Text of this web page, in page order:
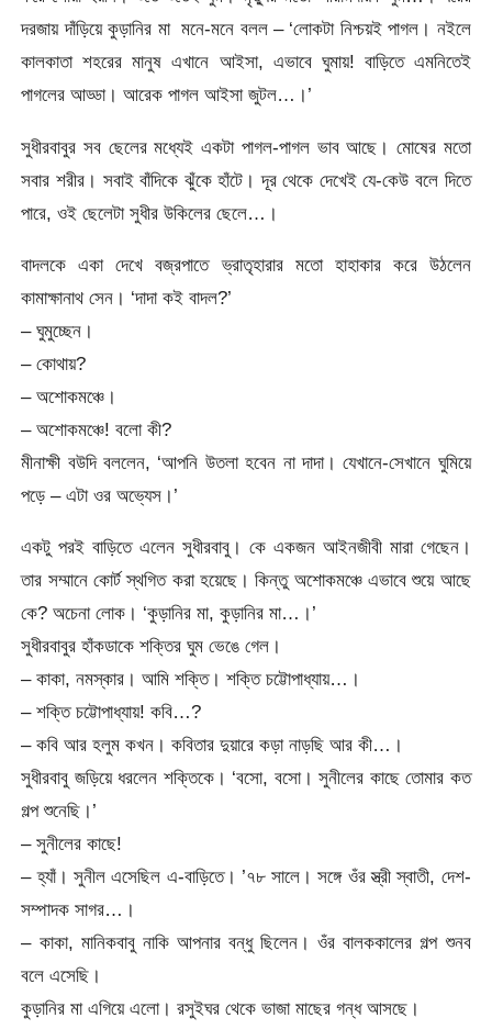
দরজায় দাঁড়িয়ে কুড়ানির মা মনে-মনে বলল – ‘লোকটা নিশ্চয়ই পাগল। নইলে
কালকাতা শহরের মানুষ এখানে আইসা, এভাবে ঘুমায়! বাড়িতে এমনিতেই
পাগলের আড্ডা। আরেক পাগল আইসা জুটল…।’
সুধীরবাবুর সব ছেলের মধ্যেই একটা পাগল-পাগল ভাব আছে। মোষের মতো
সবার শরীর। সবাই বাঁদিকে ঝুঁকে হাঁটে। দূর থেকে দেখেই যে-কেউ বলে দিতে
পারে, ওই ছেলেটা সুধীর উকিলের ছেলে…।
বাদলকে একা দেখে বজ্রপাতে ভ্রাতৃহারার মতো হাহাকার করে উঠলেন
কামাক্ষানাথ সেন। ‘দাদা কই বাদল?’
– ঘুমুচ্ছেন।
– কোথায়?
– অশোকমঞ্চে।
– অশোকমঞ্চে! বলো কী?
মীনাক্ষী বউদি বললেন, ‘আপনি উতলা হবেন না দাদা। যেখানে-সেখানে ঘুমিয়ে
পড়ে – এটা ওর অভ্যেস।’
একটু পরই বাড়িতে এলেন সুধীরবাবু। কে একজন আইনজীবী মারা গেছেন।
তার সম্মানে কোর্ট স্থগিত করা হয়েছে। কিন্তু অশোকমঞ্চে এভাবে শুয়ে আছে
কে? অচেনা লোক। ‘কুড়ানির মা, কুড়ানির মা…।’
সুধীরবাবুর হাঁকডাকে শক্তির ঘুম ভেঙে গেল।
– কাকা, নমস্কার। আমি শক্তি। শক্তি চট্টোপাধ্যায়…।
– শক্তি চট্টোপাধ্যায়! কবি…?
– কবি আর হলুম কখন। কবিতার দুয়ারে কড়া নাড়ছি আর কী…।
সুধীরবাবু জড়িয়ে ধরলেন শক্তিকে। ‘বসো, বসো। সুনীলের কাছে তোমার কত
গল্প শুনেছি।’
– সুনীলের কাছে!
– হ্যাঁ। সুনীল এসেছিল এ-বাড়িতে। ’৭৮ সালে। সঙ্গে ওঁর স্ত্রী স্বাতী, দেশ-
সম্পাদক সাগর…।
– কাকা, মানিকবাবু নাকি আপনার বন্ধু ছিলেন। ওঁর বালককালের গল্প শুনব
বলে এসেছি।
কুড়ানির মা এগিয়ে এলো। রসুইঘর থেকে ভাজা মাছের গন্ধ আসছে।